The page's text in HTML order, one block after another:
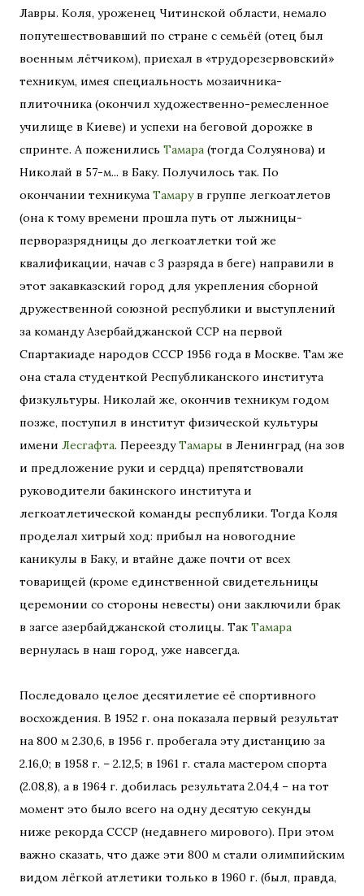
Лавры. Коля, уроженец Читинской области, немало
попутешествовавший по стране с семьёй (отец был
военным лётчиком), приехал в «трудорезервовский»
техникум, имея специальность мозаичника-
плиточника (окончил художественно-ремесленное
училище в Киеве) и успехи на беговой дорожке в
спринте. А поженились Тамара (тогда Солуянова) и
Николай в 57-м... в Баку. Получилось так. По
окончании техникума Тамарув группе легкоатлетов
(она к тому времени прошла путь от лыжницы-
перворазрядницы до легкоатлетки той же
квалификации, начав с 3 разряда в беге) направили в
этот закавказский город для укрепления сборной
дружественной союзной республики и выступлений
за команду Азербайджанской ССР на первой
Спартакиаде народов СССР 1956 года в Москве. Там же
она стала студенткой Республиканского института
физкультуры. Николай же, окончив техникум годом
позже, поступил в институт физической культуры
имени Лесгафта. ПереездуТамары в Ленинград (на зов
и предложение руки и сердца) препятствовали
руководители бакинского института и
легкоатлетической команды республики. Тогда Коля
проделал хитрый ход: прибыл на новогодние
каникулы в Баку, и втайне даже почти от всех
товарищей (кроме единственной свидетельницы
церемонии со стороны невесты) они заключили брак
в загсе азербайджанской столицы. Так Тамара
вернулась в наш город, уже навсегда.
Последовало целое десятилетие её спортивного
восхождения. В 1952 г. она показала первый результат
на 800 м 2.30,6, в 1956 г. пробегала эту дистанцию за
2.16,0; в 1958 г. – 2.12,5; в 1961 г. стала мастером спорта
(2.08,8), а в 1964 г. добилась результата 2.04,4 – на тот
момент это было всего на одну десятую секунды
ниже рекорда СССР (недавнего мирового). При этом
важно сказать, что даже эти 800 м стали олимпийским
видом лёгкой атлетики только в 1960 г. (был, правда,